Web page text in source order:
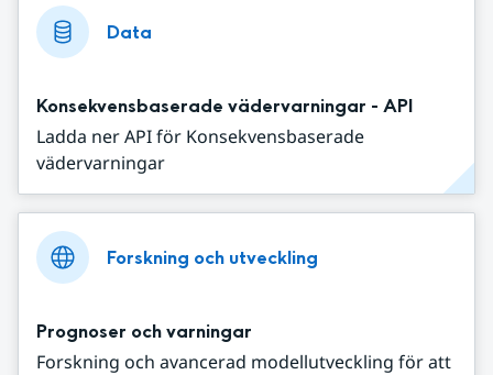
Data
Konsekvensbaserade vädervarningar - API
Ladda ner API för Konsekvensbaserade
vädervarningar
Forskning och utveckling
Prognoser och varningar
Forskning och avancerad modellutveckling för att